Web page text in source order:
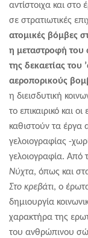
αντίστοιχα και στο
σε στρατιωτικές
ατομικές βόμβες
η μεταστροφή του
της δεκαετίας του
αεροπορικούς
η διεισδυτική
το επικαιρικό και
καθιστούν τα έργα
γελοιογραφίας -
γελοιογραφία. Από
Νύχτα, όπως και
Στο κρεβάτι, ο
δημιουργία
χαρακτήρα της
του ανθρώπινου